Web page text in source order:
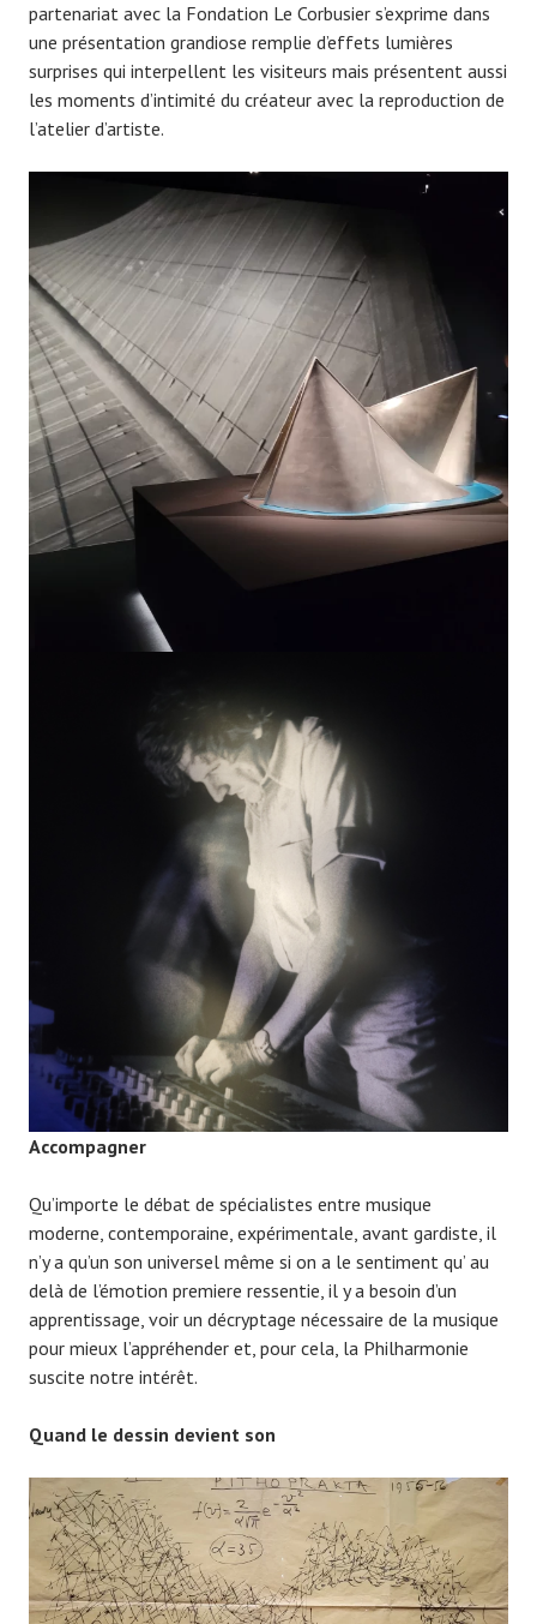
partenariat avec la Fondation Le Corbusier s’exprime dans
une présentation grandiose remplie d’effets lumières
surprises qui interpellent les visiteurs mais présentent aussi
les moments d’intimité du créateur avec la reproduction de
l’atelier d’artiste.
Accompagner
Qu’importe le débat de spécialistes entre musique
moderne, contemporaine, expérimentale, avant gardiste, il
n’y a qu’un son universel même si on a le sentiment qu’ au
delà de l’émotion premiere ressentie, il y a besoin d’un
apprentissage, voir un décryptage nécessaire de la musique
pour mieux l’appréhender et, pour cela, la Philharmonie
suscite notre intérêt.
Quand le dessin devient son